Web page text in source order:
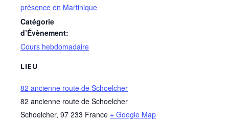
présence en Martinique
Catégorie
d’Évènement:
Cours hebdomadaire
LIEU
82 ancienne route de Schoelcher
82 ancienne route de Schoelcher
Schoelcher, 97 233 France + Google Map